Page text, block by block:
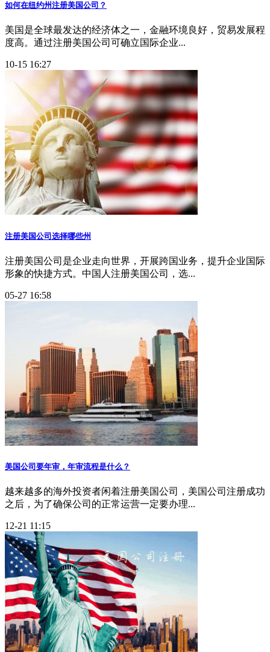
如何在纽约州注册美国公司？
美国是全球最发达的经济体之一，金融环境良好，贸易发展程
度高。通过注册美国公司​可确立国际企业...
10-15 16:27
注册美国公司选择哪些州
注册美国公司是企业走向世界，开展跨国业务，提升企业国际
形象的快捷方式。中国人注册美国公司，选...
05-27 16:58
美国公司要年审，年审流程是什么？
越来越多的海外投资者闲着注册美国公司，美国公司注册成功
之后，为了确保公司的正常运营一定要办理...
12-21 11:15